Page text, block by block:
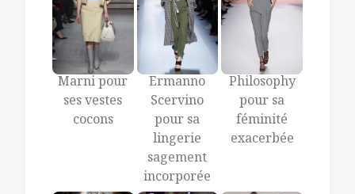
Marni pour
ses vestes
cocons
Ermanno
Scervino
pour sa
lingerie
sagement
incorporée
Philosophy
pour sa
féminité
exacerbée